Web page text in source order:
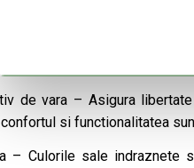
excelent atat cu pantaloni
de weekend.
de vara – Asigura
si functionalitatea
– Culorile sale